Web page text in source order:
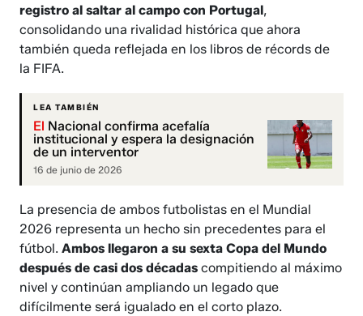
registro al saltar al campo con Portugal,
consolidando una rivalidad histórica que ahora
también queda reflejada en los libros de récords de
la FIFA.
LEA TAMBIÉN
El Nacional confirma acefalía
institucional y espera la designación
de un interventor
16 de junio de 2026
La presencia de ambos futbolistas en el Mundial
2026 representa un hecho sin precedentes para el
fútbol.Ambos llegaron a su sexta Copa del Mundo
después de casi dos décadas compitiendo al máximo
nivel y continúan ampliando un legado que
difícilmente será igualado en el corto plazo.